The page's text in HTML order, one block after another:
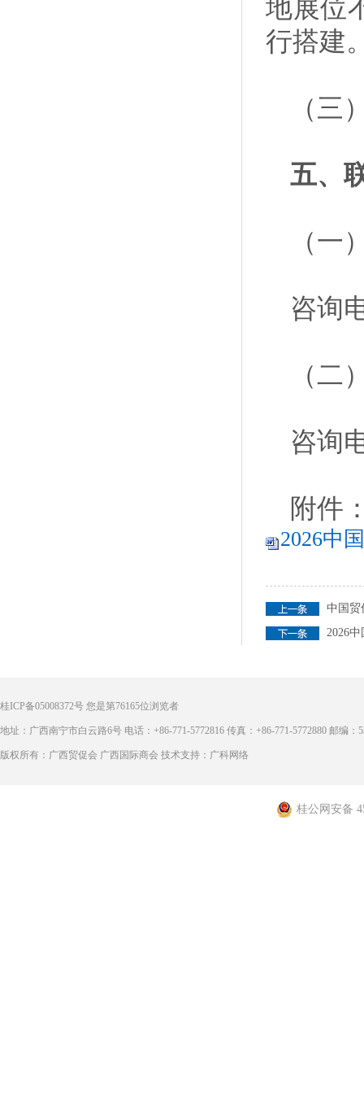
地展位
行搭建
（三
五、
（一
咨询
（二
咨询
附件
2026中
中国贸
2026
桂ICP备05008372号 您是第76165位浏览者
地址：广西南宁市白云路6号 电话：+86-771-5772816 传真：+86-771-5772880 邮编：
版权所有：广西贸促会 广西国际商会 技术支持：广科网络
桂公网安备